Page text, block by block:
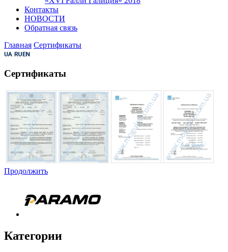
Контакты
НОВОСТИ
Обратная связь
Главная Сертификаты
Сертификаты
Продолжить
Категории